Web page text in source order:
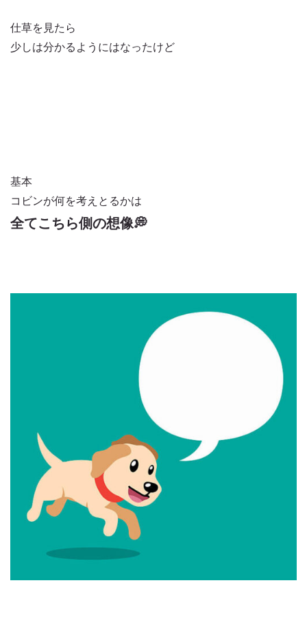
仕草を見たら
少しは分かるようにはなったけど
基本
コビンが何を考えとるかは
全てこちら側の想像💭